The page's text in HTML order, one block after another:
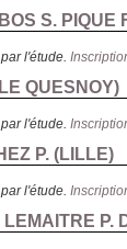
S. PIQUE
l'étude.
LE QUESNOY)
l'étude.
P. (LILLE)
l'étude.
P.